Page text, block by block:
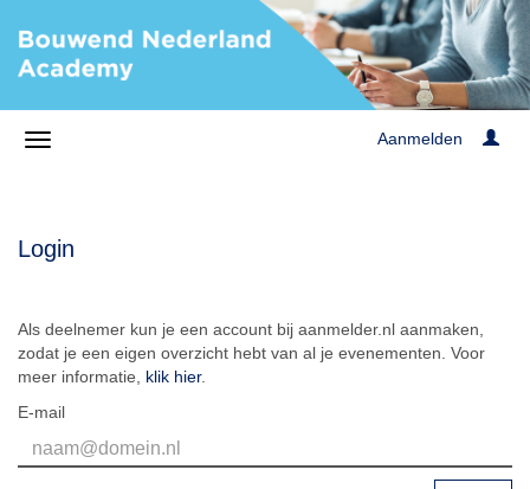
Aanmelden
Login
Als deelnemer kun je een account bij aanmelder.nl aanmaken,
zodat je een eigen overzicht hebt van al je evenementen. Voor
meer informatie, klik hier.
E-mail